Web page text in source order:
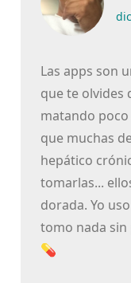
Las apps son
que te olvides
matando poco
que muchas
hepático
tomarlas...
dorada. Yo
tomo nada sin
💊